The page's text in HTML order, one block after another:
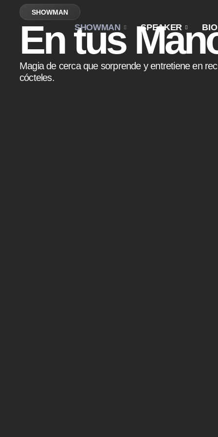
SHOWMAN SPEAKER BIO
SHOWMAN
En tus
Magia de cerca que sorprende y entretiene en
cócteles.